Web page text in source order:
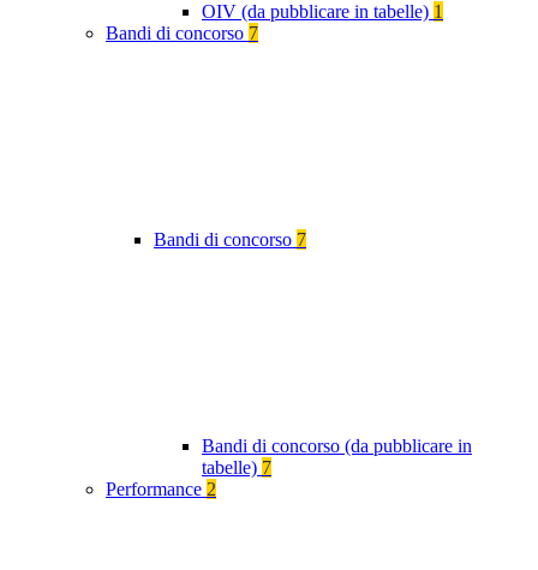
OIV (da pubblicare in tabelle) 1
Bandi di concorso 7
Bandi di concorso 7
Bandi di concorso (da pubblicare in
tabelle) 7
Performance 2